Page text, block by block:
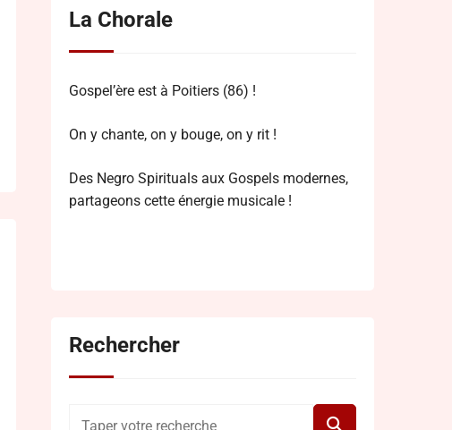
La Chorale
Gospel’ère est à Poitiers (86) !
On y chante, on y bouge, on y rit !
Des Negro Spirituals aux Gospels modernes,
partageons cette énergie musicale !
Rechercher